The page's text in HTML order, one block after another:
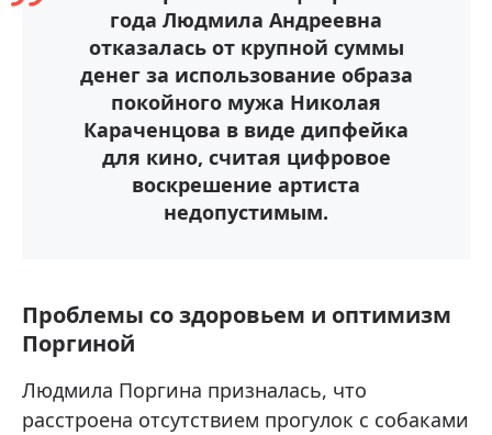
года Людмила Андреевна
отказалась от крупной суммы
денег за использование образа
покойного мужа Николая
Караченцова в виде дипфейка
для кино, считая цифровое
воскрешение артиста
недопустимым.
Проблемы со здоровьем и оптимизм
Поргиной
Людмила Поргина призналась, что
расстроена отсутствием прогулок с собаками